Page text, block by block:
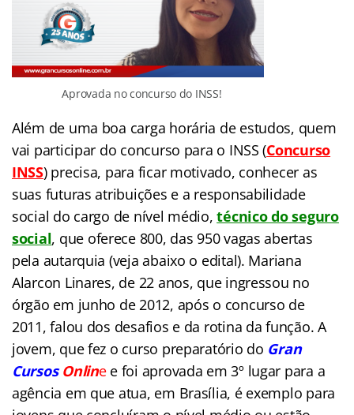
Aprovada no concurso do INSS!
Além de uma boa carga horária de estudos, quem
vai participar do concurso para o INSS (Concurso
INSS) precisa, para ficar motivado, conhecer as
suas futuras atribuições e a responsabilidade
social do cargo de nível médio,técnico do seguro
social, que oferece 800, das 950 vagas abertas
pela autarquia (veja abaixo o edital). Mariana
Alarcon Linares, de 22 anos, que ingressou no
órgão em junho de 2012, após o concurso de
2011, falou dos desafios e da rotina da função. A
jovem, que fez o curso preparatório do Gran
CursosOnlinee foi aprovada em 3º lugar para a
agência em que atua, em Brasília, é exemplo para